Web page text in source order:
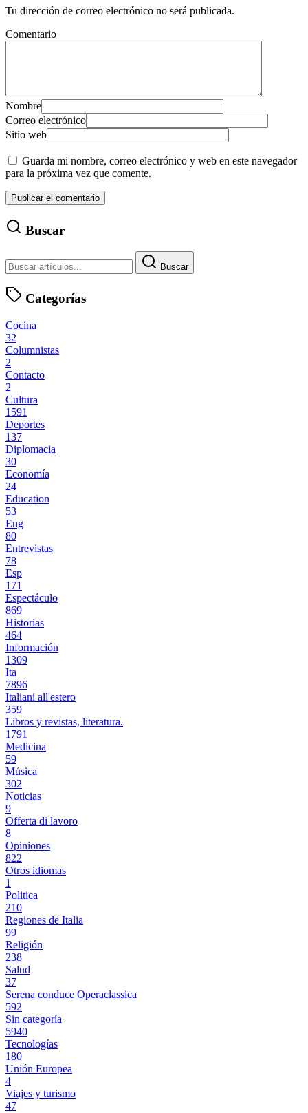
Tu dirección de correo electrónico no será publicada.
Comentario
Nombre
Correo electrónico
Sitio web
Guarda mi nombre, correo electrónico y web en este navegador
para la próxima vez que comente.
Buscar
Buscar
Categorías
Cocina
32
Columnistas
2
Contacto
2
Cultura
1591
Deportes
137
Diplomacia
30
Economía
24
Education
53
Eng
80
Entrevistas
78
Esp
171
Espectáculo
869
Historias
464
Información
1309
Ita
7896
Italiani all'estero
359
Libros y revistas, literatura.
1791
Medicina
59
Música
302
Noticias
9
Offerta di lavoro
8
Opiniones
822
Otros idiomas
1
Politica
210
Regiones de Italia
99
Religión
238
Salud
37
Serena conduce Operaclassica
592
Sin categoría
5940
Tecnologías
180
Unión Europea
4
Viajes y turismo
47